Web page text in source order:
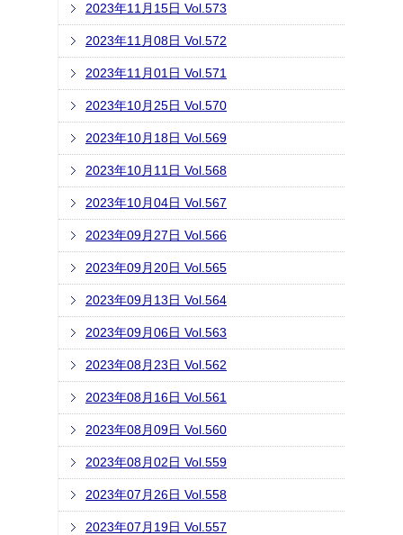
2023年11月15日 Vol.573
2023年11月08日 Vol.572
2023年11月01日 Vol.571
2023年10月25日 Vol.570
2023年10月18日 Vol.569
2023年10月11日 Vol.568
2023年10月04日 Vol.567
2023年09月27日 Vol.566
2023年09月20日 Vol.565
2023年09月13日 Vol.564
2023年09月06日 Vol.563
2023年08月23日 Vol.562
2023年08月16日 Vol.561
2023年08月09日 Vol.560
2023年08月02日 Vol.559
2023年07月26日 Vol.558
2023年07月19日 Vol.557